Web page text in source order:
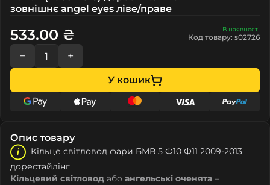
зовнішнє angel eyes ліве/праве
В наявності
Код товару: s02726
533.00 ₴
− +
У кошик
Опис товару
Кільце світловод фари БМВ 5 Ф10 Ф11 2009-2013
дорестайлінг
Кільцевий світловод або ангельські оченята –